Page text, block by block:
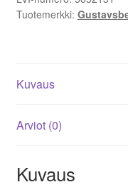
kanneton
Tuotemerkki:
Kuvaus
Arviot (0)
Kuvaus